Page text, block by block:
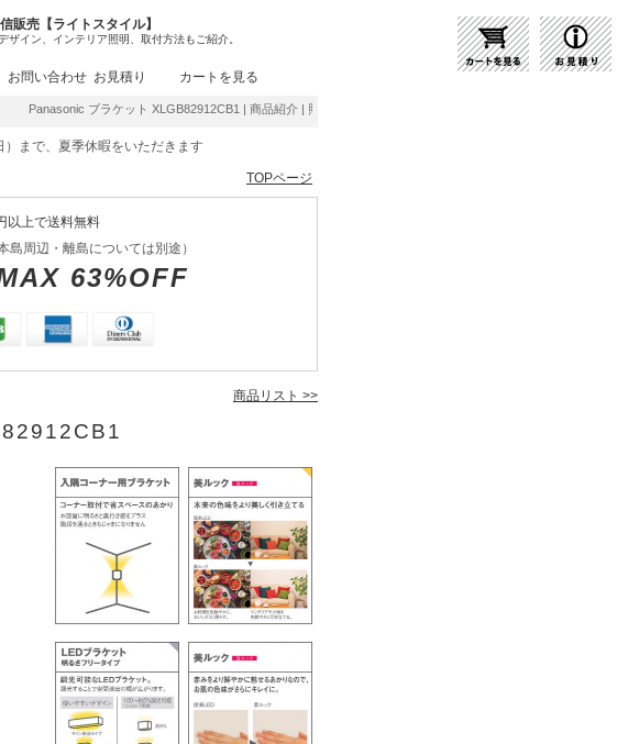
販売【ライトスタイル】
イン、インテリア照明、取付方法もご紹介。
お問い合わせ お見積り カートを見る
Panasonic ブラケット XLGB82912CB1 | 商品紹介 | 照明器具の通販・インテリア照明の通信販売【ライトスタイ
まで、夏季休暇をいただきます
TOPページ
以上で送料無料
島周辺・離島については別途）
63%OFF
商品リスト >>